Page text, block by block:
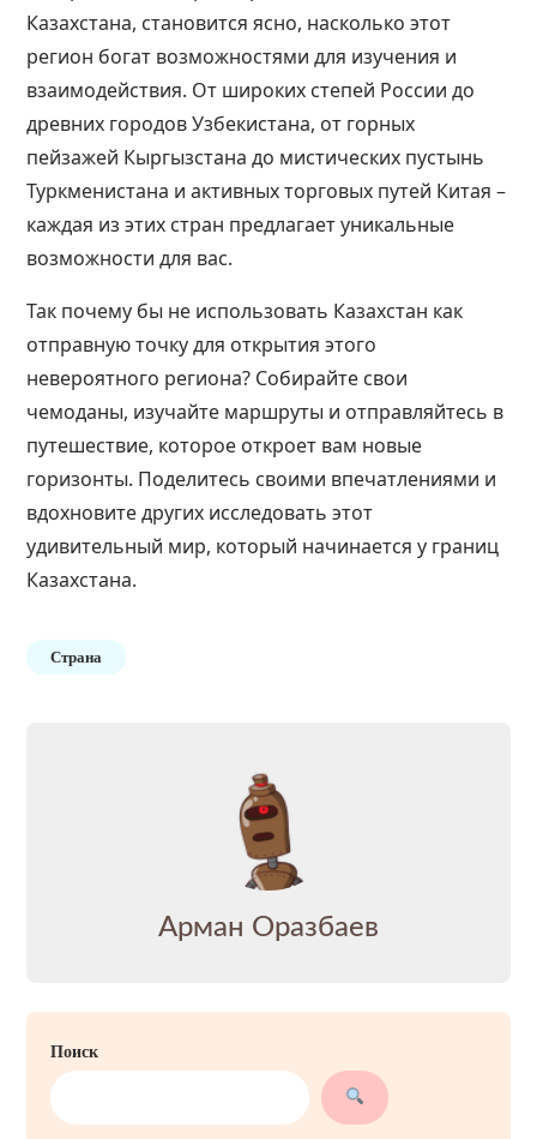
Казахстана, становится ясно, насколько этот
регион богат возможностями для изучения и
взаимодействия. От широких степей России до
древних городов Узбекистана, от горных
пейзажей Кыргызстана до мистических пустынь
Туркменистана и активных торговых путей Китая –
каждая из этих стран предлагает уникальные
возможности для вас.
Так почему бы не использовать Казахстан как
отправную точку для открытия этого
невероятного региона? Собирайте свои
чемоданы, изучайте маршруты и отправляйтесь в
путешествие, которое откроет вам новые
горизонты. Поделитесь своими впечатлениями и
вдохновите других исследовать этот
удивительный мир, который начинается у границ
Казахстана.
Страна
Арман Оразбаев
Поиск